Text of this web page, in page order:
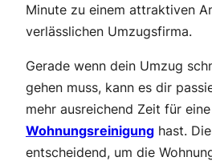
Minute zu einem attraktiven
verlässlichen Umzugsfirma.
Gerade wenn dein Umzug
gehen muss, kann es dir
mehr ausreichend Zeit für
Wohnungsreinigung hast.
entscheidend, um die